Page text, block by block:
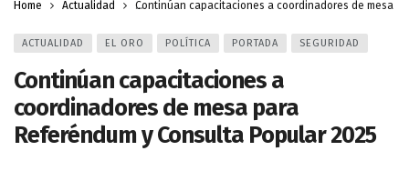
Home Actualidad Continúan capacitaciones a coordinadores de mesa
ACTUALIDAD EL ORO POLÍTICA PORTADA SEGURIDAD
Continúan capacitaciones a
coordinadores de mesa para
Referéndum y Consulta Popular 2025